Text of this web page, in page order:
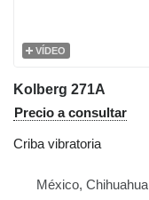
VÍDEO
Kolberg 271A
Precio a consultar
Criba vibratoria
México, Chihuahua